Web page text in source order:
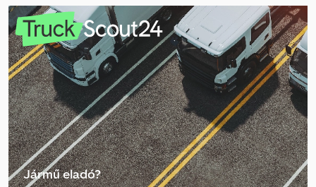
Fruehauf Tf Félpótkocsis Teherautó
Hfr Félpótkocsis Teherautó
Hmf Teherautó
Hrd Félpótkocsis Teherautó
Krupp Teherautó
Liaz Teherautó
Jármű eladó?